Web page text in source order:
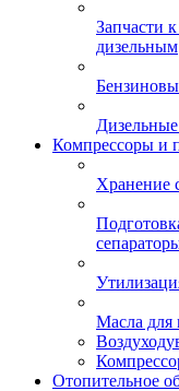
Запчасти
дизельным
Компрессоры и
Хранение
Масла для
Отопительное